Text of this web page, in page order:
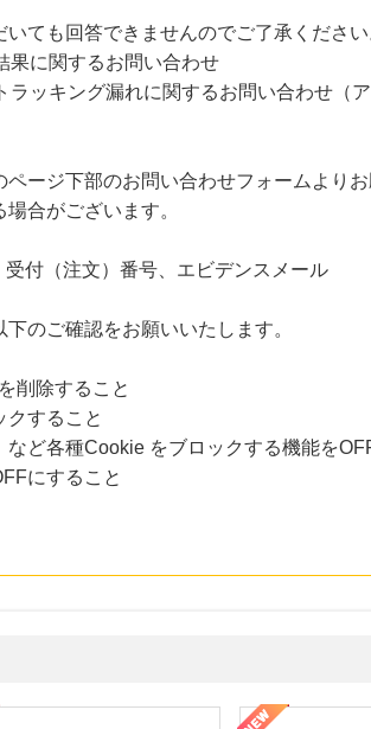
ても回答できませんのでご了承ください
果に関するお問い合わせ
ラッキング漏れに関するお問い合わせ（
ージ下部のお問い合わせフォームより
合がございます。
受付（注文）番号、エビデンスメール
のご確認をお願いいたします。
削除すること
クすること
など各種Cookie をブロックする機能を
にすること
ウォーター【販売代理店】